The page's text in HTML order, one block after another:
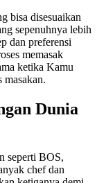
bisa disesuaikan
sepenuhnya lebih
dan preferensi
memasak
ketika Kamu
masakan.
Dunia
seperti BOS,
chef dan